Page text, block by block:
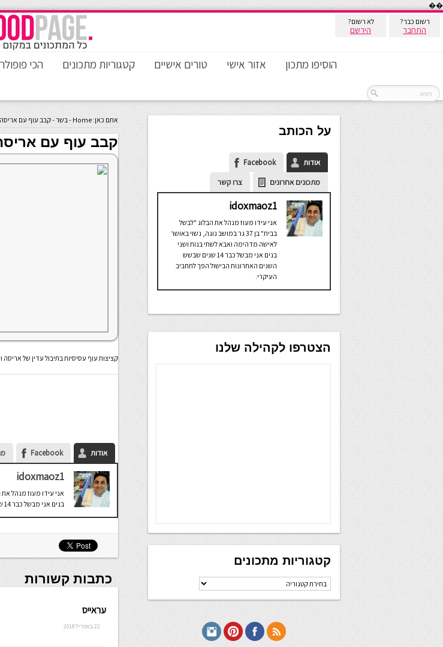
��
רשום כבר?
התחבר
לא רשום?
הירשם
הוסיפו מתכון אזור אישי טורים אישיים קטגוריות מתכונים הכי
אתם כאן: Home
-בשר-קבב עוף עם אריסה
קבב עוף עם אריסה
קציצות עוף עסיסיות בתיבול עדין של אריסה
אודות Facebook
idoxmaoz1
בנים אני מבשל כבר 14 שנים שבשש השנים האחרונות הבישול הפך לתחביב העיקרי.
כתבות קשורות
עראייס
22 באפריל 2018
על הכותב
אודות
Facebook
מתכונים אחרונים
צרו קשר
idoxmaoz1
אני עידו מעוז מנהל את הבלוג "לבשל
בבית" בן 37 גר במושב נוגה, נשוי באושר
לאישה מדהימה ואבא לשתי בנות ושני
בנים אני מבשל כבר 14 שנים שבשש
השנים האחרונות הבישול הפך לתחביב
העיקרי.
הצטרפו לקהילה שלנו
קטגוריות מתכונים
קטגוריות
מתכונים